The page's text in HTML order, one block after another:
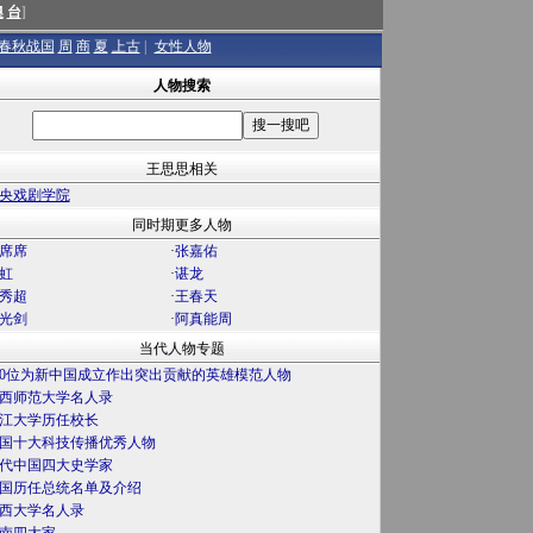
台]
秋战国 周 商 夏 上古 女性人物
人物搜索
王思思相关
戏剧学院
同时期更多人物
席
·张嘉佑
·谌龙
超
·王春天
剑
·阿真能周
当代人物专题
位为新中国成立作出突出贡献的英雄模范人物
师范大学名人录
大学历任校长
十大科技传播优秀人物
中国四大史学家
历任总统名单及介绍
大学名人录